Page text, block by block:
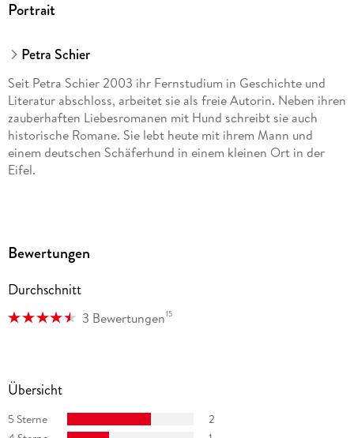
Portrait
Petra Schier
Seit Petra Schier 2003 ihr Fernstudium in Geschichte und
Literatur abschloss, arbeitet sie als freie Autorin. Neben ihren
zauberhaften Liebesromanen mit Hund schreibt sie auch
historische Romane. Sie lebt heute mit ihrem Mann und
einem deutschen Schäferhund in einem kleinen Ort in der
Eifel.
Bewertungen
Durchschnitt
3 Bewertungen15
Übersicht
5 Sterne
2